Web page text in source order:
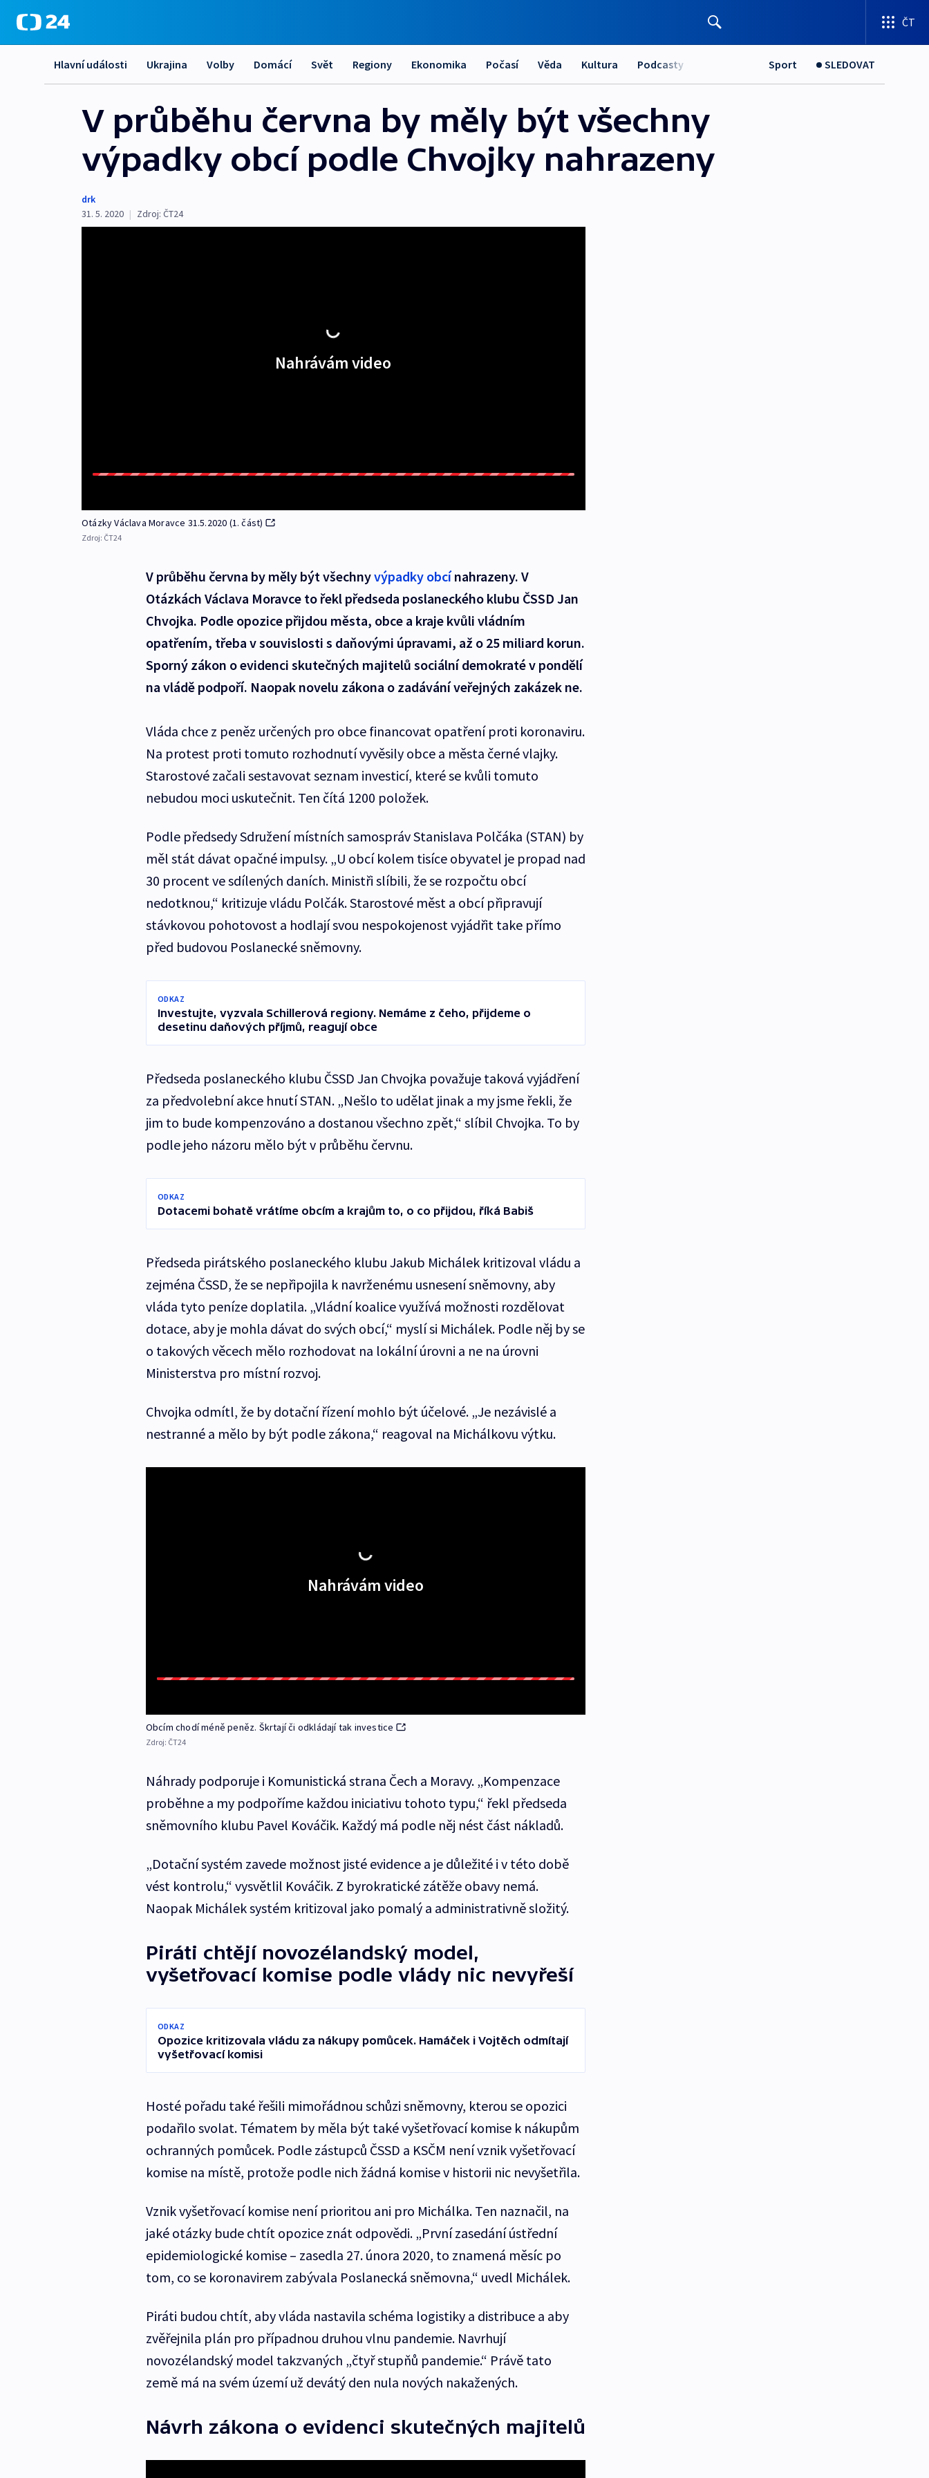
ČT
Hlavní události Ukrajina Volby Domácí Svět Regiony Ekonomika Počasí Věda Kultura Podcasty Sport SLEDOVAT
V průběhu června by měly být všechny
výpadky obcí podle Chvojky nahrazeny
drk
31. 5. 2020 | Zdroj: ČT24
Nahrávám video
Otázky Václava Moravce 31.5.2020 (1. část)
Zdroj: ČT24
V průběhu června by měly být všechnyvýpadky obcínahrazeny. V
Otázkách Václava Moravce to řekl předseda poslaneckého klubu ČSSD Jan
Chvojka. Podle opozice přijdou města, obce a kraje kvůli vládním
opatřením, třeba v souvislosti s daňovými úpravami, až o 25 miliard korun.
Sporný zákon o evidenci skutečných majitelů sociální demokraté v pondělí
na vládě podpoří. Naopak novelu zákona o zadávání veřejných zakázek ne.
Vláda chce z peněz určených pro obce financovat opatření proti koronaviru.
Na protest proti tomuto rozhodnutí vyvěsily obce a města černé vlajky.
Starostové začali sestavovat seznam investicí, které se kvůli tomuto
nebudou moci uskutečnit. Ten čítá 1200 položek.
Podle předsedy Sdružení místních samospráv Stanislava Polčáka (STAN) by
měl stát dávat opačné impulsy. „U obcí kolem tisíce obyvatel je propad nad
30 procent ve sdílených daních. Ministři slíbili, že se rozpočtu obcí
nedotknou,“ kritizuje vládu Polčák. Starostové měst a obcí připravují
stávkovou pohotovost a hodlají svou nespokojenost vyjádřit take přímo
před budovou Poslanecké sněmovny.
ODKAZ
Investujte, vyzvala Schillerová regiony. Nemáme z čeho, přijdeme o
desetinu daňových příjmů, reagují obce
Předseda poslaneckého klubu ČSSD Jan Chvojka považuje taková vyjádření
za předvolební akce hnutí STAN. „Nešlo to udělat jinak a my jsme řekli, že
jim to bude kompenzováno a dostanou všechno zpět,“ slíbil Chvojka. To by
podle jeho názoru mělo být v průběhu červnu.
ODKAZ
Dotacemi bohatě vrátíme obcím a krajům to, o co přijdou, říká Babiš
Předseda pirátského poslaneckého klubu Jakub Michálek kritizoval vládu a
zejména ČSSD, že se nepřipojila k navrženému usnesení sněmovny, aby
vláda tyto peníze doplatila. „Vládní koalice využívá možnosti rozdělovat
dotace, aby je mohla dávat do svých obcí,“ myslí si Michálek. Podle něj by se
o takových věcech mělo rozhodovat na lokální úrovni a ne na úrovni
Ministerstva pro místní rozvoj.
Chvojka odmítl, že by dotační řízení mohlo být účelové. „Je nezávislé a
nestranné a mělo by být podle zákona,“ reagoval na Michálkovu výtku.
Nahrávám video
Obcím chodí méně peněz. Škrtají či odkládají tak investice
Zdroj: ČT24
Náhrady podporuje i Komunistická strana Čech a Moravy. „Kompenzace
proběhne a my podpoříme každou iniciativu tohoto typu,“ řekl předseda
sněmovního klubu Pavel Kováčik. Každý má podle něj nést část nákladů.
„Dotační systém zavede možnost jisté evidence a je důležité i v této době
vést kontrolu,“ vysvětlil Kováčik. Z byrokratické zátěže obavy nemá.
Naopak Michálek systém kritizoval jako pomalý a administrativně složitý.
Piráti chtějí novozélandský model,
vyšetřovací komise podle vlády nic nevyřeší
ODKAZ
Opozice kritizovala vládu za nákupy pomůcek. Hamáček i Vojtěch odmítají
vyšetřovací komisi
Hosté pořadu také řešili mimořádnou schůzi sněmovny, kterou se opozici
podařilo svolat. Tématem by měla být také vyšetřovací komise k nákupům
ochranných pomůcek. Podle zástupců ČSSD a KSČM není vznik vyšetřovací
komise na místě, protože podle nich žádná komise v historii nic nevyšetřila.
Vznik vyšetřovací komise není prioritou ani pro Michálka. Ten naznačil, na
jaké otázky bude chtít opozice znát odpovědi. „První zasedání ústřední
epidemiologické komise – zasedla 27. února 2020, to znamená měsíc po
tom, co se koronavirem zabývala Poslanecká sněmovna,“ uvedl Michálek.
Piráti budou chtít, aby vláda nastavila schéma logistiky a distribuce a aby
zvěřejnila plán pro případnou druhou vlnu pandemie. Navrhují
novozélandský model takzvaných „čtyř stupňů pandemie.“ Právě tato
země má na svém území už devátý den nula nových nakažených.
Návrh zákona o evidenci skutečných majitelů